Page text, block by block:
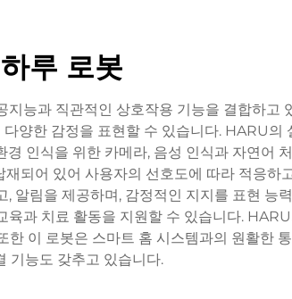
하루 로봇
능과 직관적인 상호작용 기능을 결합하고
양한 감정을 표현할 수 있습니다. HARU의
인식을 위한 카메라, 음성 인식과 자연어
되어 있어 사용자의 선호도에 따라 적응하
알림을 제공하며, 감정적인 지지를 표현 능
과 치료 활동을 지원할 수 있습니다.
이 로봇은 스마트 홈 시스템과의 원활한
기능도 갖추고 있습니다.